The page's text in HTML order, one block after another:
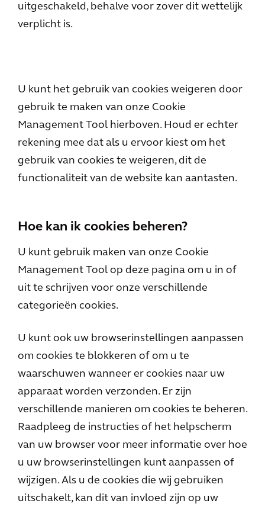
uitgeschakeld, behalve voor zover dit wettelijk
verplicht is.
U kunt het gebruik van cookies weigeren door
gebruik te maken van onze Cookie
Management Tool hierboven. Houd er echter
rekening mee dat als u ervoor kiest om het
gebruik van cookies te weigeren, dit de
functionaliteit van de website kan aantasten.
Hoe kan ik cookies beheren?
U kunt gebruik maken van onze Cookie
Management Tool op deze pagina om u in of
uit te schrijven voor onze verschillende
categorieën cookies.
U kunt ook uw browserinstellingen aanpassen
om cookies te blokkeren of om u te
waarschuwen wanneer er cookies naar uw
apparaat worden verzonden. Er zijn
verschillende manieren om cookies te beheren.
Raadpleeg de instructies of het helpscherm
van uw browser voor meer informatie over hoe
u uw browserinstellingen kunt aanpassen of
wijzigen. Als u de cookies die wij gebruiken
uitschakelt, kan dit van invloed zijn op uw